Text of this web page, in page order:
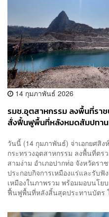
14 กุมภาพันธ์ 2026
รมช.อุตสาหกรรม ลงพื้นที่รา
สั่งฟื้นฟูพื้นที่หลังหมดสัมปทา
วันนี้ (14 กุมภาพันธ์) จ่าเอกยศสิง
กระทรวงอุตสาหกรรม ลงพื้นที่ตร
สามง่าม อำเภอปากท่อ จังหวัดรา
ประกอบกิจการเหมืองแร่และรับฟั
เหมืองในภาพรวม พร้อมมอบนโย
ฟื้นฟูพื้นที่หลังสิ้นสุดประทานบัตร